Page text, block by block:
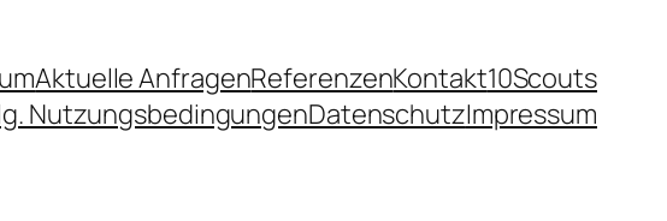
Aktuelle AnfragenReferenzenKontakt10Scouts
NutzungsbedingungenDatenschutzImpressum